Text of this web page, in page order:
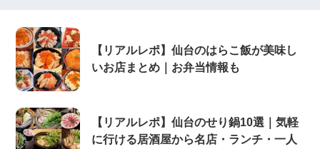
【リアルレポ】仙台のはらこ飯が美味し
いお店まとめ｜お弁当情報も
【リアルレポ】仙台のせり鍋10選｜気軽
に行ける居酒屋から名店・ランチ・一人